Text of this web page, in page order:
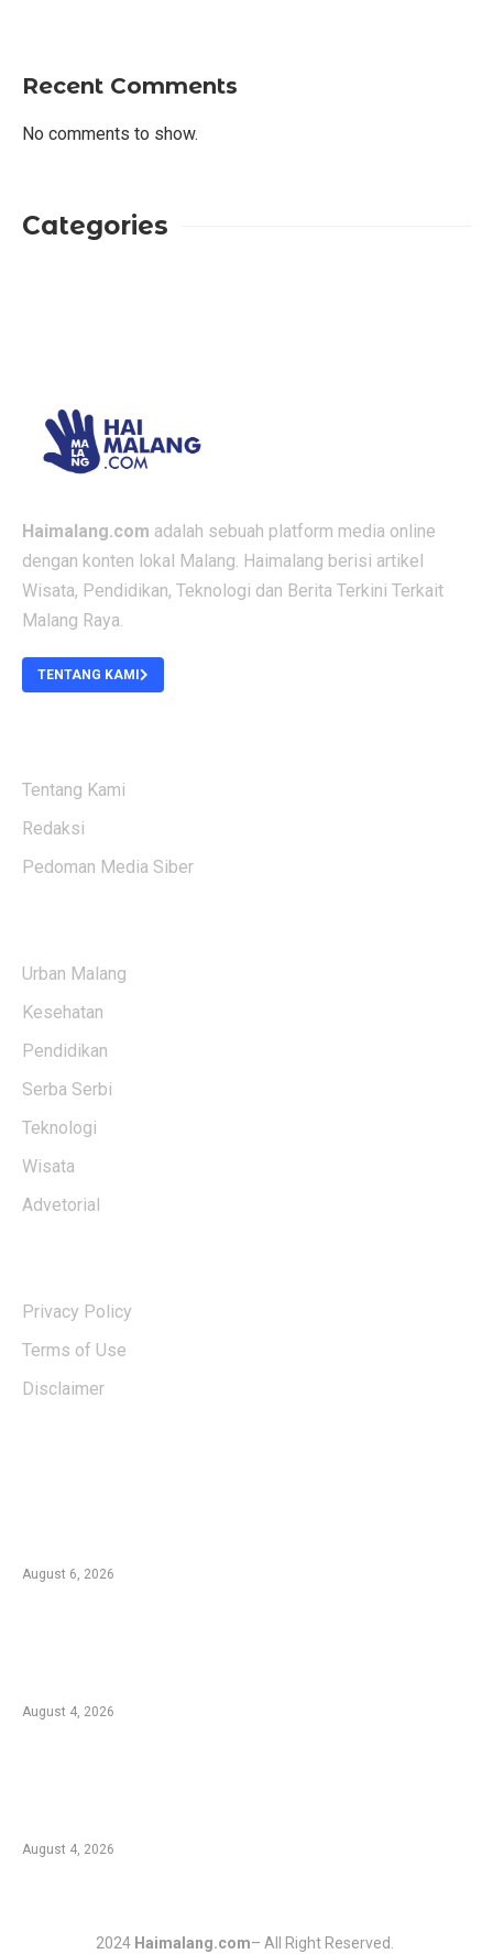
Recent Comments
No comments to show.
Categories
Haimalang.com adalah sebuah platform media online
dengan konten lokal Malang. Haimalang berisi artikel
Wisata, Pendidikan, Teknologi dan Berita Terkini Terkait
Malang Raya.
TENTANG KAMI
Tentang Kami
Redaksi
Pedoman Media Siber
Urban Malang
Kesehatan
Pendidikan
Serba Serbi
Teknologi
Wisata
Advetorial
Privacy Policy
Terms of Use
Disclaimer
August 6, 2026
August 4, 2026
August 4, 2026
2024 Haimalang.com– All Right Reserved.